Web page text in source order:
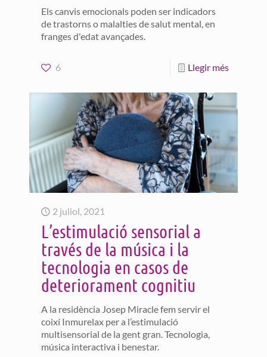
Els canvis emocionals poden ser indicadors
de trastorns o malalties de salut mental, en
franges d'edat avançades.
6 Llegir més
2 juliol, 2021
L’estimulació sensorial a
través de la música i la
tecnologia en casos de
deteriorament cognitiu
A la residència Josep Miracle fem servir el
coixí Inmurelax per a l’estimulació
multisensorial de la gent gran. Tecnologia,
música interactiva i benestar.